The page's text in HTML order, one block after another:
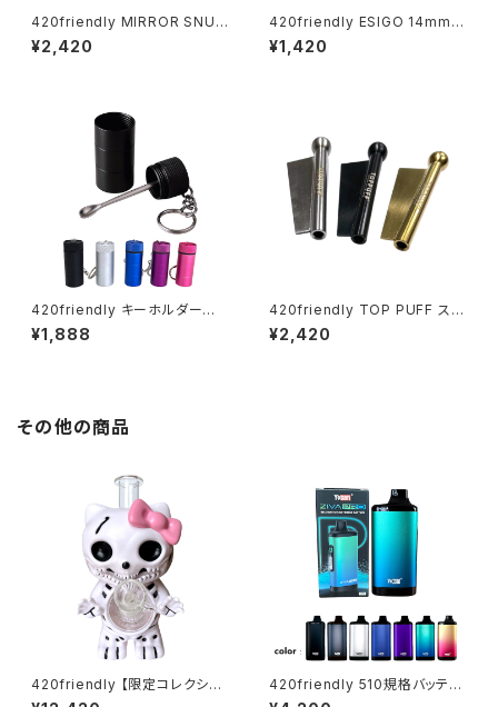
420friendly MIRROR SNUF
F KIT (ミラースナッフキット)
¥2,420
420friendly ESIGO 14mmガ
ラスボウル(火皿) Phoenix As
h Catcher
¥1,420
420friendly キーホルダー型
アルミ製伸縮スプーン
¥1,888
420friendly TOP PUFF スニ
ッフィング チューブ・ヘラ付き
¥2,420
その他の商品
420friendly 【限定コレクショ
ン】Skull Cat Bong / スカルキ
420friendly 510規格バッテリ
ー Yocan ZIVA PRO|タッチ式